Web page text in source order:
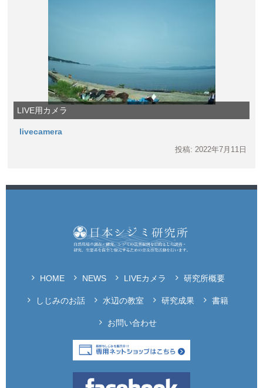
LIVE用カメラ
livecamera
投稿: 2022年7月11日
HOME NEWS LIVEカメラ 研究所概要
しじみのお話 水辺の教室 研究成果 書籍
お問い合わせ